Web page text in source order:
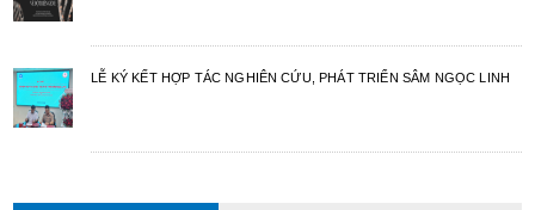
LỄ KÝ KẾT HỢP TÁC NGHIÊN CỨU, PHÁT TRIỂN SÂM NGỌC LINH